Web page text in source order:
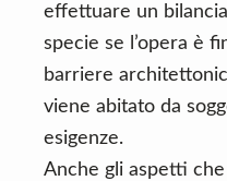
effettuare un
specie se l’opera è
barriere
viene abitato da
esigenze.
Anche gli aspetti